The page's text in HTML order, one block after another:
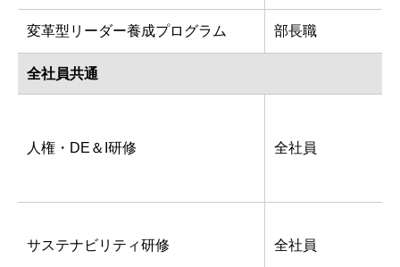
変革型リーダー養成プログラム 部長職
全社員共通
人権・DE＆I研修 全社員
サステナビリティ研修 全社員